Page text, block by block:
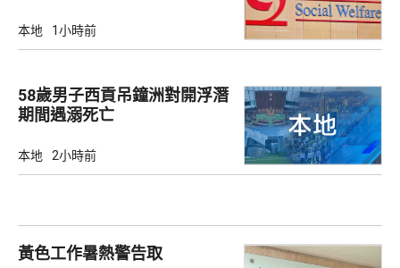
本地 1小時前
58歲男子西貢吊鐘洲對開浮潛
期間遇溺死亡
本地 2小時前
黃色工作暑熱警告取